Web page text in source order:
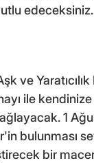
edeceksiniz.
ve
ile
1
bulunması
bir